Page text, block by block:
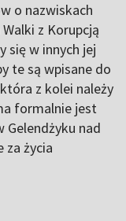
o nazwiskach
z Korupcją
się w innych jej
te są wpisane do
z kolei należy
formalnie jest
Gelendżyku nad
za życia